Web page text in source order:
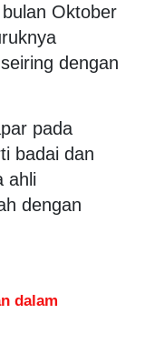
Oktober
dengan
pada
badai dan
ahli
dengan
dalam